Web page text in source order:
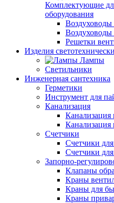
Комплектующие
оборудования
Воздуховоды
Воздуховоды
Решетки
Изделия
Лампы
Светильники
Инженерная сантехника
Герметики
Инструмент для
Канализация
Канализация
Канализация
Счетчики
Счетчики
Счетчики для
Запорно-
Клапаны
Краны
Краны для
Краны